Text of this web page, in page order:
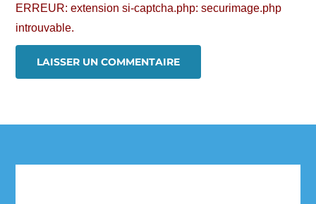
ERREUR: extension si-captcha.php: securimage.php
introuvable.